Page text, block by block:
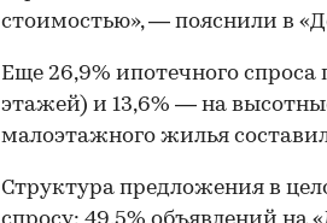
стоимостью», — пояснили в
Еще 26,9% ипотечного
этажей) и 13,6% — на
малоэтажного жилья
Структура предложения в